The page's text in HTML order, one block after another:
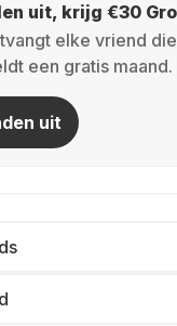
uit, krijg €30
elke vriend
een gratis maand.
uit